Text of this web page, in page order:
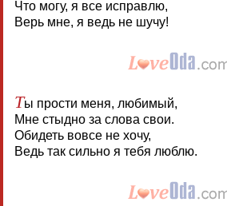
Что могу, я все исправлю,
Верь мне, я ведь не шучу!
Ты прости меня, любимый,
Мне стыдно за слова свои.
Обидеть вовсе не хочу,
Ведь так сильно я тебя люблю.